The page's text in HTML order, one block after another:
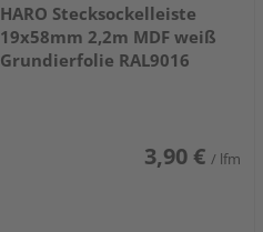
HARO Stecksockelleiste
19x58mm 2,2m MDF weiß
Grundierfolie RAL9016
3,90 € / lfm